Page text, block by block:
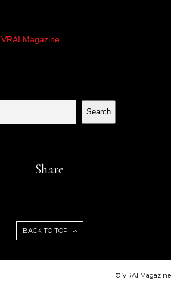
Magazine
Search
Share
BACK TO TOP
© VRAI Magazine